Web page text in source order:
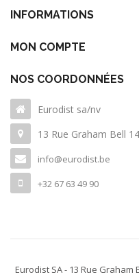
INFORMATIONS
MON COMPTE
NOS COORDONNÉES
Eurodist sa/nv
13 Rue Graham Bell
info@eurodist.be
+32 67 63 49 90
Eurodist SA - 13 Rue Graham